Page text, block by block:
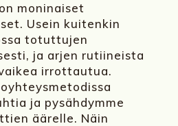
moninaiset
Usein kuitenkin
totuttujen
ja arjen rutiineista
irrottautua.
ja pysähdymme
äärelle. Näin